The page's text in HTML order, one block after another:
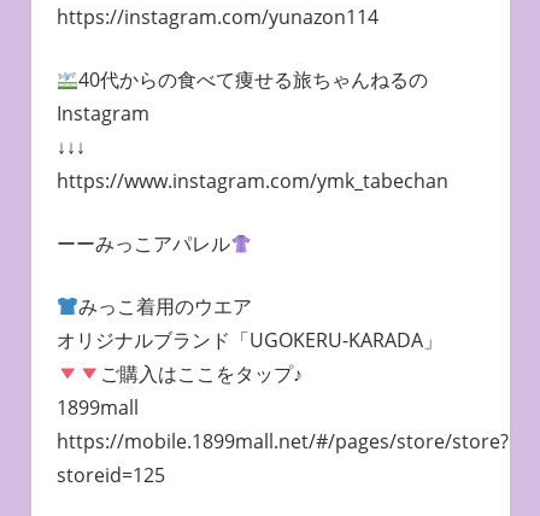
https://instagram.com/yunazon114
40代からの食べて痩せる旅ちゃんねるの
Instagram
↓↓↓
https://www.instagram.com/ymk_tabechan
ーーみっこアパレル
みっこ着用のウエア
オリジナルブランド「UGOKERU-KARADA」
ご購入はここをタップ♪
1899mall
https://mobile.1899mall.net/#/pages/store/store?
storeid=125